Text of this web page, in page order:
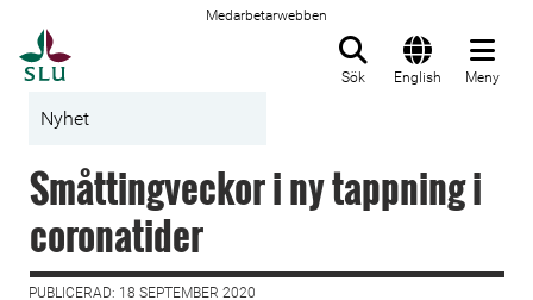
Medarbetarwebben
Sök English Meny
Nyhet
Småttingveckor i ny tappning i
coronatider
PUBLICERAD: 18 SEPTEMBER 2020